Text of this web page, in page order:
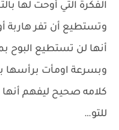
الفكرة التي أوحت لها
وتستطيع أن تفر هاربة
أنها لن تستطيع البوح
وبسرعة اومأت برأسها
كلامه صحيح ليفهم
للتو…